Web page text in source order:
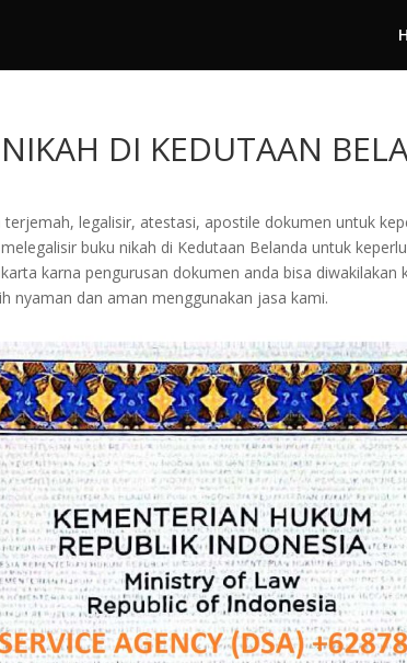
DI KEDUTAAN
legalisir, atestasi, apostile dokumen untuk
buku nikah di Kedutaan Belanda untuk
karna pengurusan dokumen anda bisa
nyaman dan aman menggunakan jasa kami.